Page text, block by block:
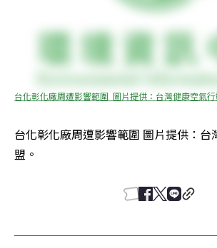
台化彰化廠周遭影響範圍  圖片提供：台灣健康空氣
台化彰化廠周遭影響範圍 圖片提供：台
盟。